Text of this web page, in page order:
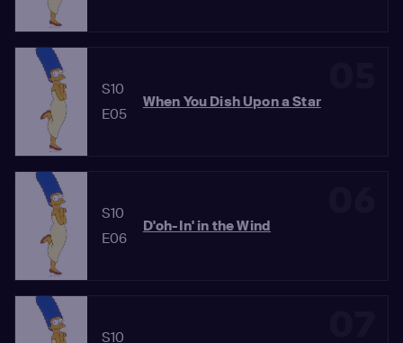
S10
E05
When You Dish Upon a Star
S10
E06
D'oh-In' in the Wind
S10